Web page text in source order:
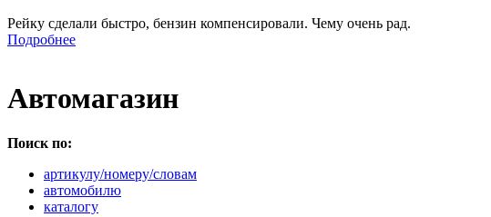
Рейку сделали быстро, бензин компенсировали. Чему очень рад.
Подробнее
Автомагазин
Поиск по:
артикулу/номеру/словам
автомобилю
каталогу